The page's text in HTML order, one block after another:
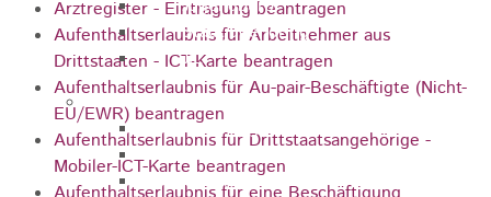
Jugendbüro
Stadtjugendring
JIL
Betreuung & Bildung
Kindertagesstätten
Schulen
Volkshochschule
Arztregister - Eintragung beantragen
Aufenthaltserlaubnis für Arbeitnehmer aus
Drittstaaten - ICT-Karte beantragen
Aufenthaltserlaubnis für Au-pair-Beschäftigte (Nicht-
EU/EWR) beantragen
Aufenthaltserlaubnis für Drittstaatsangehörige -
Mobiler-ICT-Karte beantragen